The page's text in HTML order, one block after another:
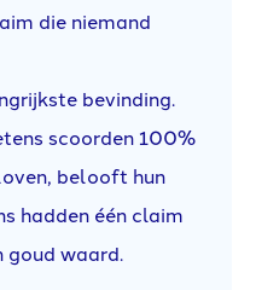
die niemand
bevinding.
scoorden 100%
belooft hun
hadden één claim
goud waard.